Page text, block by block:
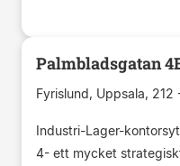
Palmbladsgatan
Fyrislund, Uppsala, 212
Industri-Lager-
4- ett mycket